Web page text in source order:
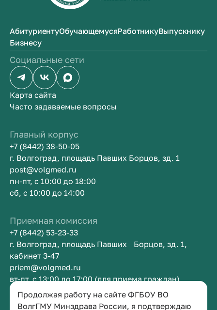
Продолжая работу на сайте ФГБОУ ВО
ВолгГМУ Минздрава России, я подтверждаю
АбитуриентуОбучающемусяРаботникуВыпускнику
Бизнесу
Социальные сети
Карта сайта
Часто задаваемые вопросы
Главный корпус
+7 (8442) 38-50-05
г. Волгоград, площадь Павших Борцов, зд. 1
post@volgmed.ru
пн-пт, с 10:00 до 18:00
сб, с 10:00 до 14:00
Приемная комиссия
+7 (8442) 53-23-33
г. Волгоград, площадь Павших Борцов, зд. 1,
кабинет 3-47
priem@volgmed.ru
вт-пт, с 13:00 до 17:00 (для приема граждан)
Приемная ректора